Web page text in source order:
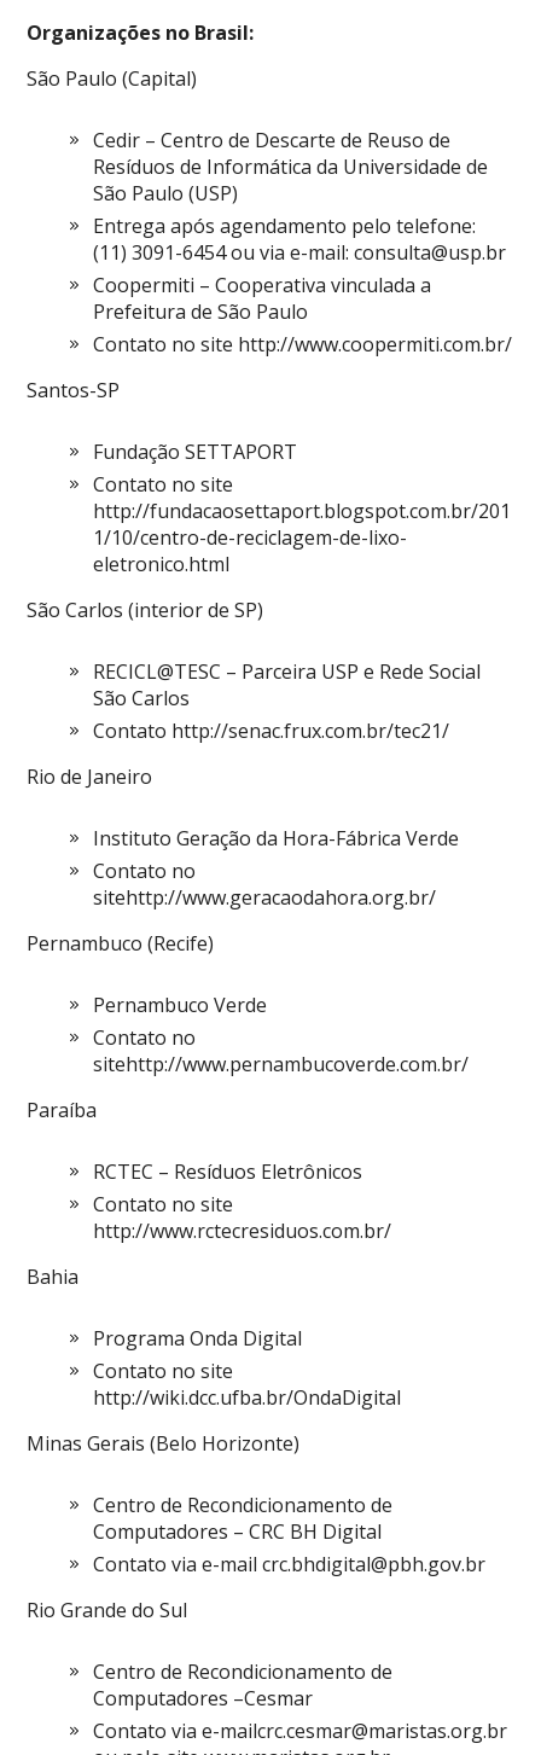
Organizações no Brasil:
São Paulo (Capital)
Cedir – Centro de Descarte de Reuso de
Resíduos de Informática da Universidade de
São Paulo (USP)
Entrega após agendamento pelo telefone:
(11) 3091-6454 ou via e-mail:consulta@usp.br
Coopermiti – Cooperativa vinculada a
Prefeitura de São Paulo
Contato no site http://www.coopermiti.com.br/
Santos-SP
Fundação SETTAPORT
Contato no site
http://fundacaosettaport.blogspot.com.br/201
1/10/centro-de-reciclagem-de-lixo-
eletronico.html
São Carlos (interior de SP)
RECICL@TESC – Parceira USP e Rede Social
São Carlos
Contato http://senac.frux.com.br/tec21/
Rio de Janeiro
Instituto Geração da Hora-Fábrica Verde
Contato no
sitehttp://www.geracaodahora.org.br/
Pernambuco (Recife)
Pernambuco Verde
Contato no
sitehttp://www.pernambucoverde.com.br/
Paraíba
RCTEC – Resíduos Eletrônicos
Contato no site
http://www.rctecresiduos.com.br/
Bahia
Programa Onda Digital
Contato no site
http://wiki.dcc.ufba.br/OndaDigital
Minas Gerais (Belo Horizonte)
Centro de Recondicionamento de
Computadores – CRC BH Digital
Contato via e-mailcrc.bhdigital@pbh.gov.br
Rio Grande do Sul
Centro de Recondicionamento de
Computadores –Cesmar
Contato viae-mailcrc.cesmar@maristas.org.br